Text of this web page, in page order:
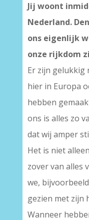
Jij woont
Nederland.
ons eigenlijk
onze rijkdom
Er zijn gelukkig
hier in Europa
hebben
ons is alles zo
dat wij amper
Het is niet
zover van alles
we,
gezien met zijn
Wanneer